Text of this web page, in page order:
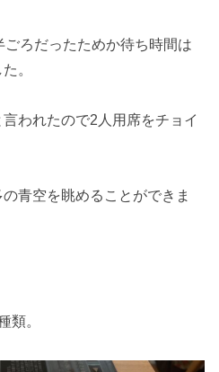
ろだったためか待ち時間は
。
言われたので2人用席をチョイ
青空を眺めることができま
類。